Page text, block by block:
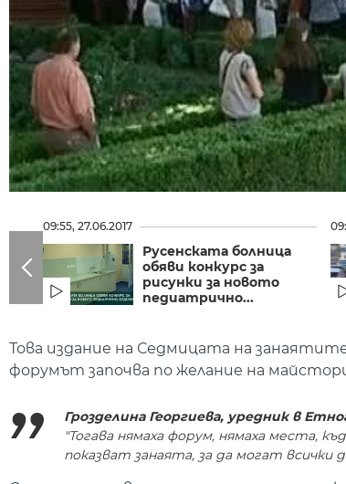
09:55, 27.06.2017
Русенската болница
обяви конкурс за
рисунки за новото
педиатрично...
Това издание на Седмицата на
форумът започва по желание на
Грозделина Георгиева, уредник в
"Тогава нямаха форум, нямаха
показват занаята, за да могат всички